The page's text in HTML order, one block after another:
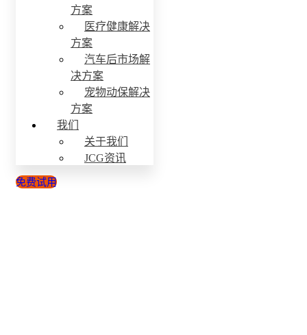
方案
医疗健康解决
方案
汽车后市场解
决方案
宠物动保解决
方案
我们
关于我们
JCG资讯
免费试用